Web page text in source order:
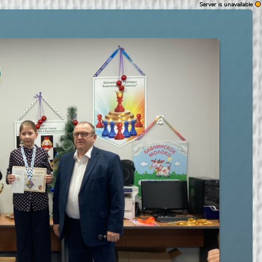
WARNING
Reload page
Retry to authorize
Server is unavailable